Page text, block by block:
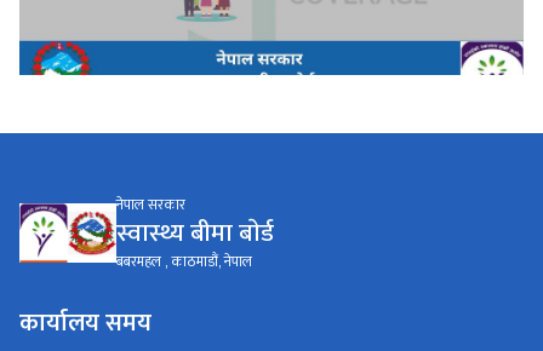
नेपाल सरकार
स्वास्थ्य बीमा बाेर्ड
बबरमहल , काठमाडौं, नेपाल
कार्यालय समय